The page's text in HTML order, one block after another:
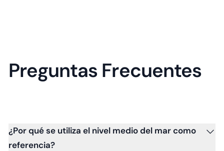
Preguntas Frecuentes
¿Por qué se utiliza el nivel medio del mar como
referencia?